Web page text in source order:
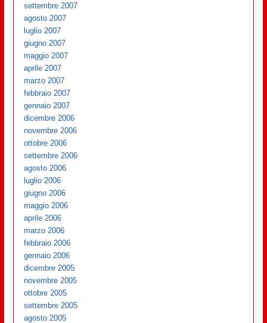
settembre 2007
agosto 2007
luglio 2007
giugno 2007
maggio 2007
aprile 2007
marzo 2007
febbraio 2007
gennaio 2007
dicembre 2006
novembre 2006
ottobre 2006
settembre 2006
agosto 2006
luglio 2006
giugno 2006
maggio 2006
aprile 2006
marzo 2006
febbraio 2006
gennaio 2006
dicembre 2005
novembre 2005
ottobre 2005
settembre 2005
agosto 2005